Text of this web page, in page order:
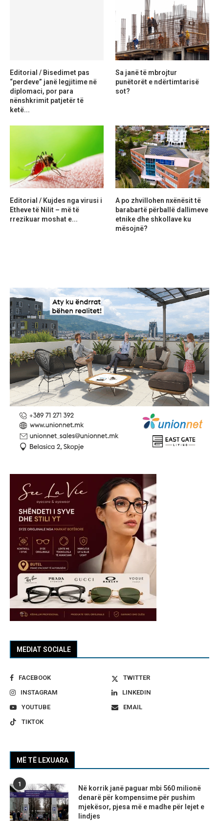
MEDIAT SOCIALE
FACEBOOK
TWITTER
INSTAGRAM
LINKEDIN
YOUTUBE
EMAIL
TIKTOK
MË TË LEXUARA
1
Në korrik janë paguar mbi 560 milionë
denarë për kompensime për pushim
mjekësor, pjesa më e madhe për lejet e
lindjes
Editorial / Bisedimet pas
“perdeve” janë legjitime në
diplomaci, por para
nënshkrimit patjetër të
ketë...
Sa janë të mbrojtur
punëtorët e ndërtimtarisë
sot?
Editorial / Kujdes nga virusi i
Etheve të Nilit – më të
rrezikuar moshat e...
A po zhvillohen nxënësit të
barabartë përballë dallimeve
etnike dhe shkollave ku
mësojnë?